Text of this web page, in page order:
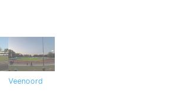
Veenoord